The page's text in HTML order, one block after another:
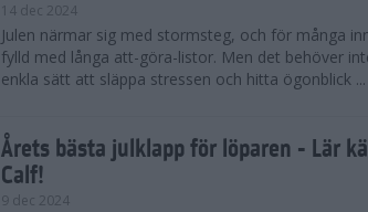
14 dec 2024
Julen närmar sig med stormsteg, och för många
fylld med långa att-göra-listor. Men det behöver
enkla sätt att släppa stressen och hitta ögonblick ...
Årets bästa julklapp för löparen - Lär
Calf!
9 dec 2024